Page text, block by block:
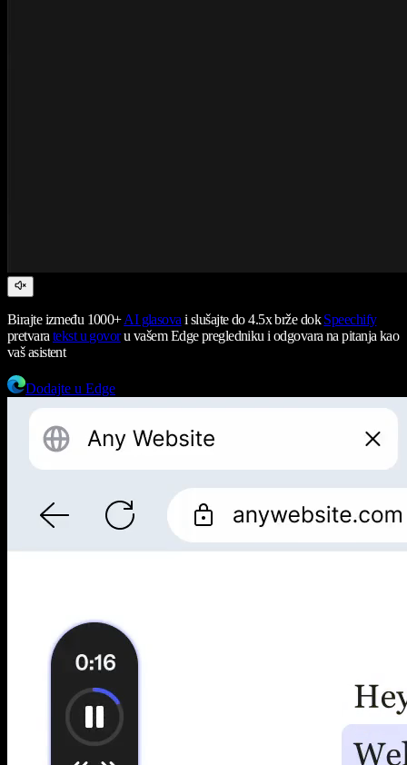
Birajte između 1000+AI glasova i slušajte do 4.5x brže dokSpeechify
pretvara tekst u govoru vašem Edge pregledniku i odgovara na pitanja kao
vaš asistent
Dodajte u Edge